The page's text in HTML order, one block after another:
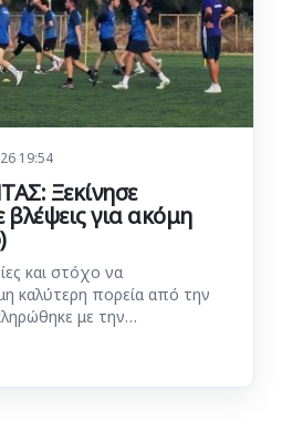
19:54
Ξεκίνησε
για ακόμη
και στόχο να
καλύτερη πορεία από την
με την…